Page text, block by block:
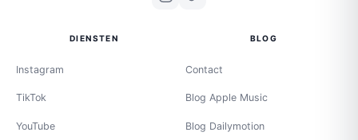
DIENSTEN
Instagram
TikTok
YouTube
BLOG
Contact
Blog Apple Music
Blog Dailymotion